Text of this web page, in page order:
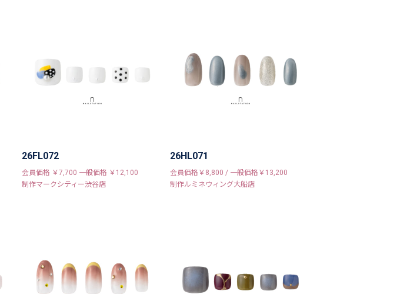
26FL072
会員価格 ￥7,700 一般価格 ￥12,100
制作マークシティー渋谷店
26HL071
会員価格￥8,800 / 一般価格￥13,200
制作ルミネウィング大船店